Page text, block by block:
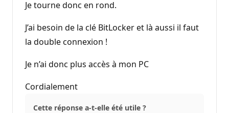
Je tourne donc en rond.
J’ai besoin de la clé BitLocker et là aussi il faut
la double connexion !
Je n’ai donc plus accès à mon PC
Cordialement
Cette réponse a-t-elle été utile ?